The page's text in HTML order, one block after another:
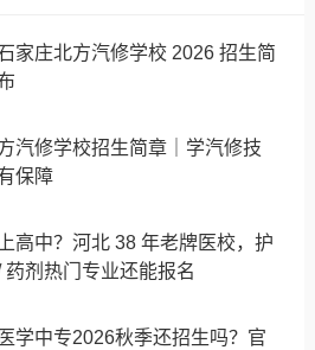
家庄北方汽修学校 2026 招生简
汽修学校招生简章｜学汽修技
保障
高中？河北 38 年老牌医校，护
药剂热门专业还能报名
学中专2026秋季还招生吗？官